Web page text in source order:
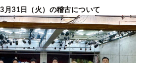
月31日（火）の稽古について